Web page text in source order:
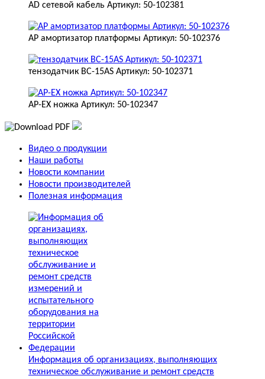
AD сетевой кабель Артикул: 50-102381
AP амортизатор платформы Артикул: 50-102376
тензодатчик BC-15AS Артикул: 50-102371
AP-ЕХ ножка Артикул: 50-102347
Видео о продукции
Наши работы
Новости компании
Новости производителей
Полезная информация
Информация об организациях, выполняющих
техническое обслуживание и ремонт средств